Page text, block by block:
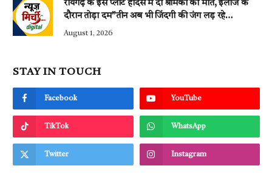
रायगढ़ के इस प्लांट हादसे में दो श्रमिकों की मौत, इलाज के
दौरान तोड़ा दम”तीन अब भी जिंदगी की जंग लड़ रहे…
August 1, 2026
STAY IN TOUCH
Facebook YouTube
TikTok WhatsApp
Twitter Instagram